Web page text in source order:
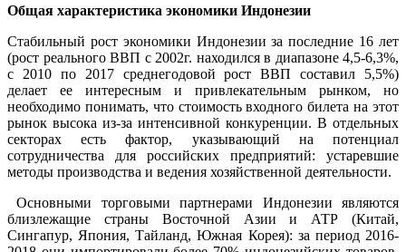
Общая характеристика экономики Индонезии
Стабильный рост экономики Индонезии за последние 16 лет
(рост реального ВВП с 2002г. находился в диапазоне 4,5-6,3%,
с 2010 по 2017 среднегодовой рост ВВП составил 5,5%)
делает ее интересным и привлекательным рынком, но
необходимо понимать, что стоимость входного билета на этот
рынок высока из-за интенсивной конкуренции. В отдельных
секторах есть фактор, указывающий на потенциал
сотрудничества для российских предприятий: устаревшие
методы производства и ведения хозяйственной деятельности.
Основными торговыми партнерами Индонезии являются
близлежащие страны Восточной Азии и АТР (Китай,
Сингапур, Япония, Тайланд, Южная Корея): за период 2016-